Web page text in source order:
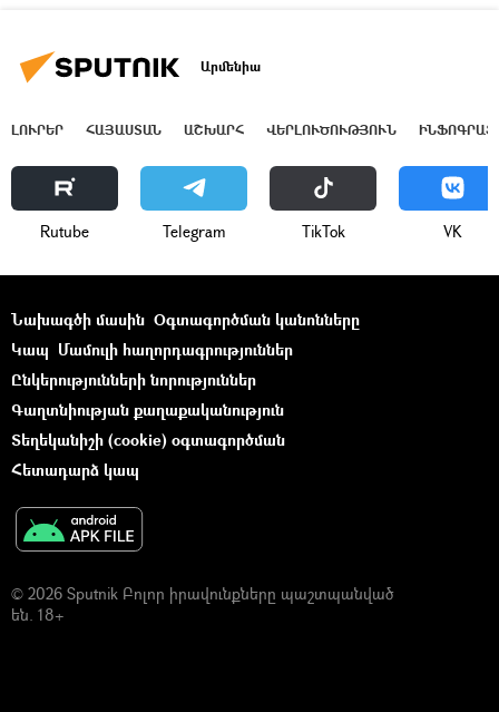
Արմենիա
ԼՈՒՐԵՐ ՀԱՅԱՍՏԱՆ ԱՇԽԱՐՀ ՎԵՐԼՈՒԾՈՒԹՅՈՒՆ
Rutube Telegram ТikТоk VK
Նախագծի մասին Օգտագործման կանոնները
Կապ Մամուլի հաղորդագրություններ
Ընկերությունների նորություններ
Գաղտնիության քաղաքականություն
Տեղեկանիշի (cookie) օգտագործման
Հետադարձ կապ
© 2026 Sputnik Բոլոր իրավունքները պաշտպանված
են. 18+